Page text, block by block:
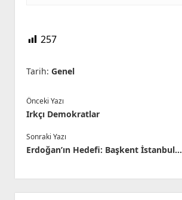
257
Tarih: Genel
Önceki Yazı
Irkçı Demokratlar
Sonraki Yazı
Erdoğan’ın Hedefi: Başkent İstanbul…